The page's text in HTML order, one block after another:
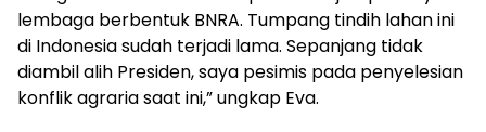
lembaga berbentuk BNRA. Tumpang tindih lahan ini
di Indonesia sudah terjadi lama. Sepanjang tidak
diambil alih Presiden, saya pesimis pada penyelesian
konflik agraria saat ini,” ungkap Eva.